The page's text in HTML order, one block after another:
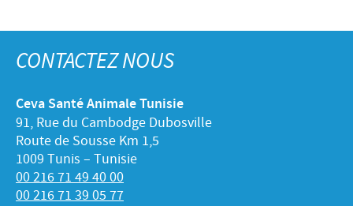
CONTACTEZ NOUS
Ceva Santé Animale Tunisie
91, Rue du Cambodge Dubosville
Route de Sousse Km 1,5
1009 Tunis – Tunisie
00 216 71 49 40 00
00 216 71 39 05 77